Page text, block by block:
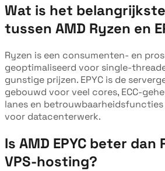
Wat is het
tussen AMD Ryzen en
Ryzen is een consumenten- en
geoptimaliseerd voor single-
gunstige prijzen. EPYC is de
gebouwd voor veel cores, ECC-
lanes en
voor datacenterwerk.
Is AMD EPYC beter dan
VPS-hosting?